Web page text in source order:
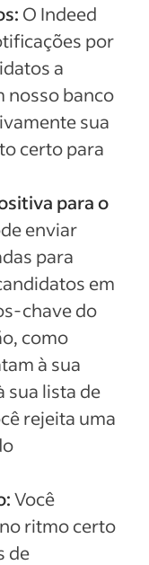
O Indeed
por
a
nosso banco
sua
certo para
para o
enviar
para
em
chave do
como
à sua
sua lista de
rejeita uma
Você
ritmo certo
de